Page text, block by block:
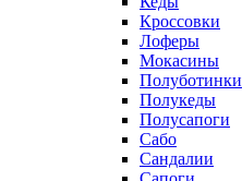
Кроссовки
Лоферы
Мокасины
Полуботинки
Полукеды
Полусапоги
Сабо
Сандалии